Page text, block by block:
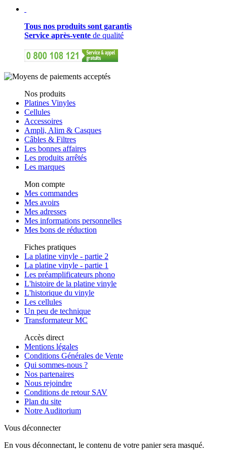
Tous nos produits sont garantis
Service après-vente de qualité
Nos produits
Platines Vinyles
Cellules
Accessoires
Ampli, Alim & Casques
Câbles & Filtres
Les bonnes affaires
Les produits arrêtés
Les marques
Mon compte
Mes commandes
Mes avoirs
Mes adresses
Mes informations personnelles
Mes bons de réduction
Fiches pratiques
La platine vinyle - partie 2
La platine vinyle - partie 1
Les préamplificateurs phono
L'histoire de la platine vinyle
L'historique du vinyle
Les cellules
Un peu de technique
Transformateur MC
Accès direct
Mentions légales
Conditions Générales de Vente
Qui sommes-nous ?
Nos partenaires
Nous rejoindre
Conditions de retour SAV
Plan du site
Notre Auditorium
Vous déconnecter
En vous déconnectant, le contenu de votre panier sera masqué.